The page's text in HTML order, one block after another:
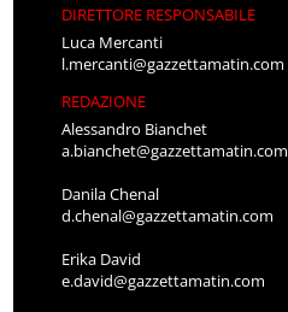
DIRETTORE RESPONSABILE
Luca Mercanti
l.mercanti@gazzettamatin.com
REDAZIONE
Alessandro Bianchet
a.bianchet@gazzettamatin.com
Danila Chenal
d.chenal@gazzettamatin.com
Erika David
e.david@gazzettamatin.com